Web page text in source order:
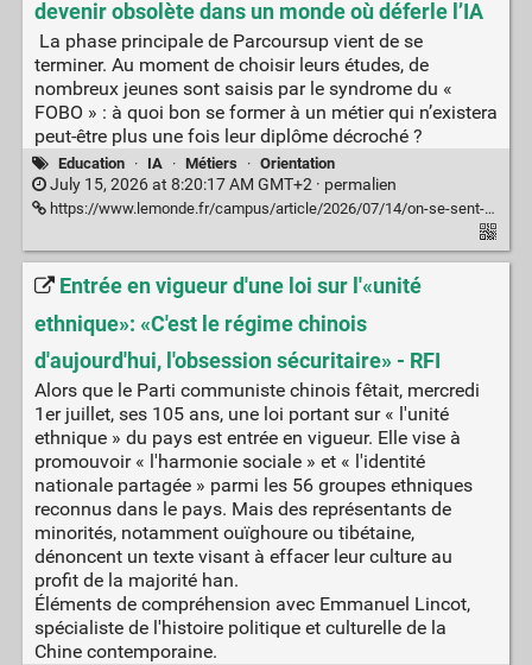
devenir obsolète dans un monde où déferle l’IA
La phase principale de Parcoursup vient de se
terminer. Au moment de choisir leurs études, de
nombreux jeunes sont saisis par le syndrome du «
FOBO » : à quoi bon se former à un métier qui n’existera
peut-être plus une fois leur diplôme décroché ?
Education · IA · Métiers · Orientation
July 15, 2026 at 8:20:17 AM GMT+2 · permalien
https://www.lemonde.fr/campus/article/2026/07/14/on-se-sent-un-peu-les-cobayes-de-ce-nouveau-monde-la-peur-des-jeunes-de-devenir-obsolete-dans-un-monde-ou-deferle-l-ia_6723252_4401467.html
Entrée en vigueur d'une loi sur l'«unité
ethnique»: «C'est le régime chinois
d'aujourd'hui, l'obsession sécuritaire» - RFI
Alors que le Parti communiste chinois fêtait, mercredi
1er juillet, ses 105 ans, une loi portant sur « l'unité
ethnique » du pays est entrée en vigueur. Elle vise à
promouvoir « l'harmonie sociale » et « l'identité
nationale partagée » parmi les 56 groupes ethniques
reconnus dans le pays. Mais des représentants de
minorités, notamment ouïghoure ou tibétaine,
dénoncent un texte visant à effacer leur culture au
profit de la majorité han.
Éléments de compréhension avec Emmanuel Lincot,
spécialiste de l'histoire politique et culturelle de la
Chine contemporaine.